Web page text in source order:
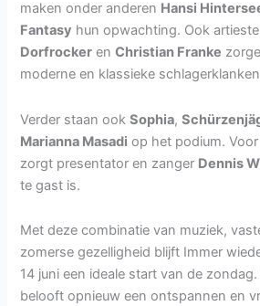
maken onder anderen Hansi
Fantasy hun opwachting. Ook
Dorfrocker enChristian Franke
moderne en klassieke
Verder staan ookSophia,
Marianna Masadi op het podium.
zorgt presentator en zanger Dennis
te gast is.
Met deze combinatie van muziek,
zomerse gezelligheid blijft Immer
14 juni een ideale start van de
belooft opnieuw een ontspannen en